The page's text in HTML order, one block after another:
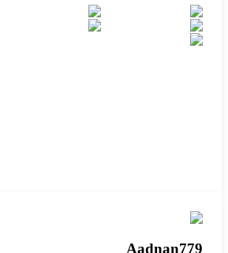
Aadnan779